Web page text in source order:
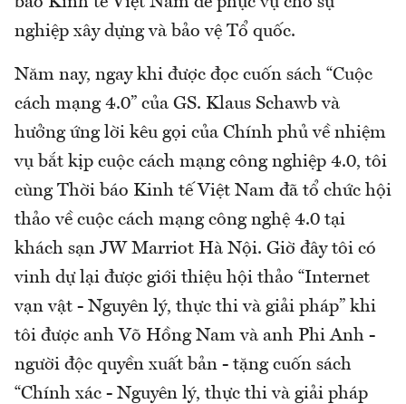
nghiệp xây dựng và bảo vệ Tổ quốc.
Năm nay, ngay khi được đọc cuốn sách “Cuộc
cách mạng 4.0” của GS. Klaus Schawb và
hưởng ứng lời kêu gọi của Chính phủ về nhiệm
vụ bắt kịp cuộc cách mạng công nghiệp 4.0, tôi
cùng Thời báo Kinh tế Việt Nam đã tổ chức hội
thảo về cuộc cách mạng công nghệ 4.0 tại
khách sạn JW Marriot Hà Nội. Giờ đây tôi có
vinh dự lại được giới thiệu hội thảo “Internet
vạn vật - Nguyên lý, thực thi và giải pháp” khi
tôi được anh Võ Hồng Nam và anh Phi Anh -
người độc quyền xuất bản - tặng cuốn sách
“Chính xác - Nguyên lý, thực thi và giải pháp